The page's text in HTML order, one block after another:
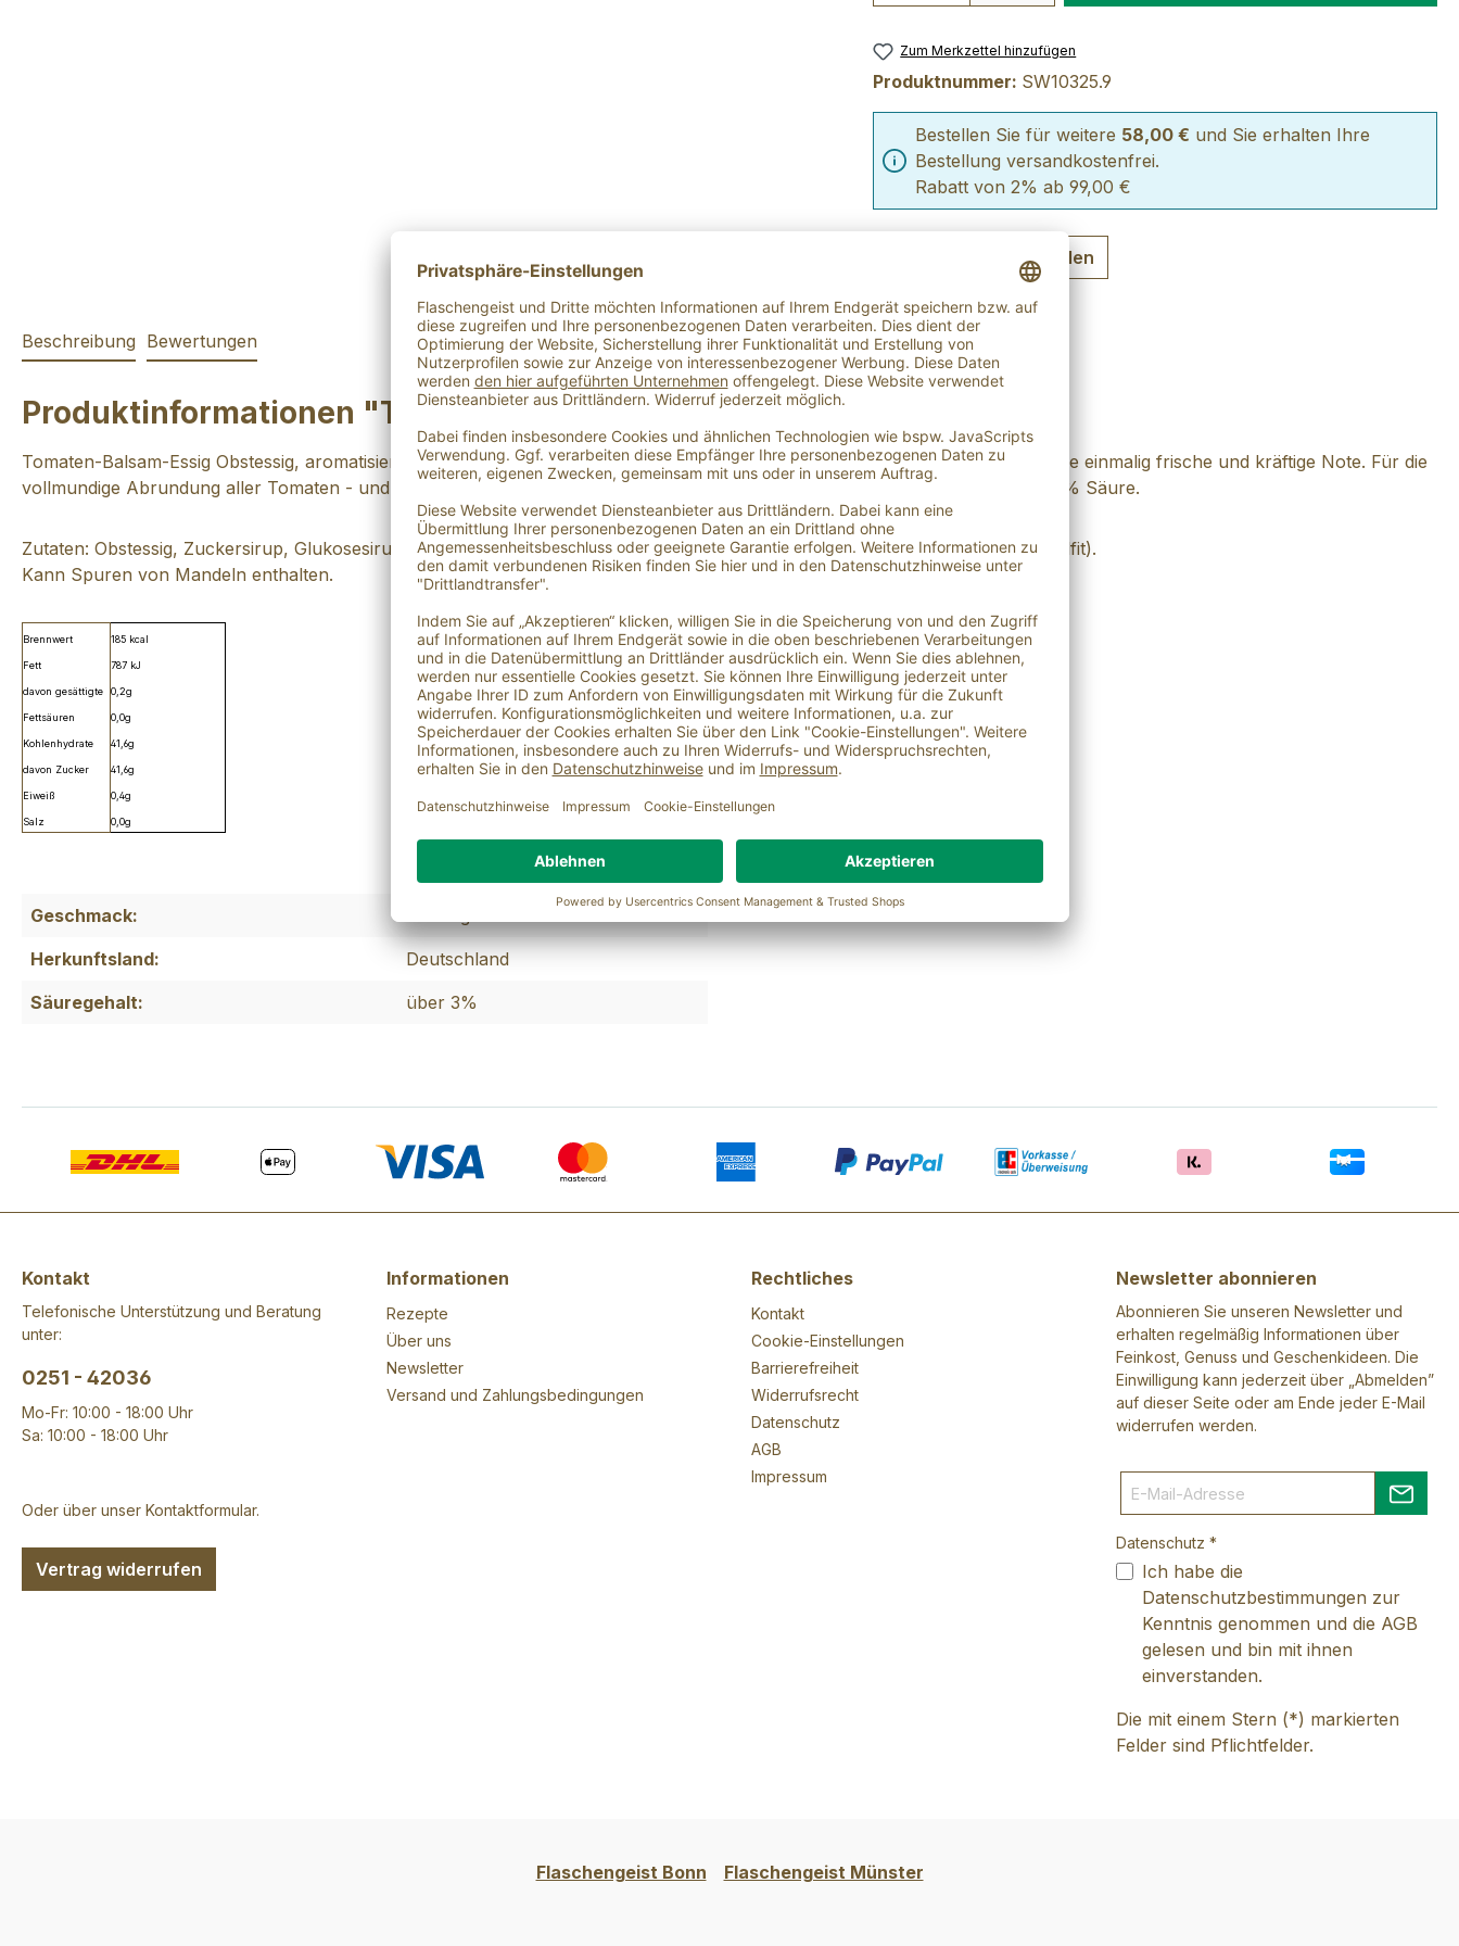
Zum Merkzettel hinzufügen
Produktnummer: SW10325.9
Bestellen Sie für weitere 58,00 € und Sie erhalten Ihre
Bestellung versandkostenfrei.
Rabatt von 2% ab 99,00 €
Verpackung auswählen
Beschreibung Bewertungen
Produktinformationen "Tomaten-Balsam-Essig"
Tomaten-Balsam-Essig Obstessig, aromatisiert: Das intensive Aroma sonnengereifter Strauchtomaten verleiht diesem Essig seine einmalig frische und kräftige Note. Für die
vollmundige Abrundung aller Tomaten - und Mozarella-Variantionen. Wunderbar für alle gemischten und Rohkostsalate bei 5 % Säure.
Zutaten: Obstessig, Zuckersirup, Glukosesirup, Zuckerkulör, Tomatenmarkaroma 1%, Aroma, Antioxidationsmittel (Kaliumdisulfit).
Kann Spuren von Mandeln enthalten.
Brennwert
Fett
davon gesättigte
Fettsäuren
Kohlenhydrate
davon Zucker
Eiweiß
Salz
185 kcal
787 kJ
0,2g
0,0g
41,6g
41,6g
0,4g
0,0g
Geschmack:
Herkunftsland:
Deutschland
Säuregehalt:
über 3%
Kontakt
Telefonische Unterstützung und Beratung
unter:
0251 - 42036
Mo-Fr: 10:00 - 18:00 Uhr
Sa: 10:00 - 18:00 Uhr
Oder über unser Kontaktformular.
Vertrag widerrufen
Informationen
Rezepte
Über uns
Newsletter
Versand und Zahlungsbedingungen
Rechtliches
Kontakt
Cookie-Einstellungen
Barrierefreiheit
Widerrufsrecht
Datenschutz
AGB
Impressum
Newsletter abonnieren
Abonnieren Sie unseren Newsletter und
erhalten regelmäßig Informationen über
Feinkost, Genuss und Geschenkideen. Die
Einwilligung kann jederzeit über „Abmelden”
auf dieser Seite oder am Ende jeder E-Mail
widerrufen werden.
Datenschutz *
Ich habe die
Datenschutzbestimmungen zur
Kenntnis genommen und die AGB
gelesen und bin mit ihnen
einverstanden.
Die mit einem Stern (*) markierten
Felder sind Pflichtfelder.
Flaschengeist Bonn Flaschengeist Münster